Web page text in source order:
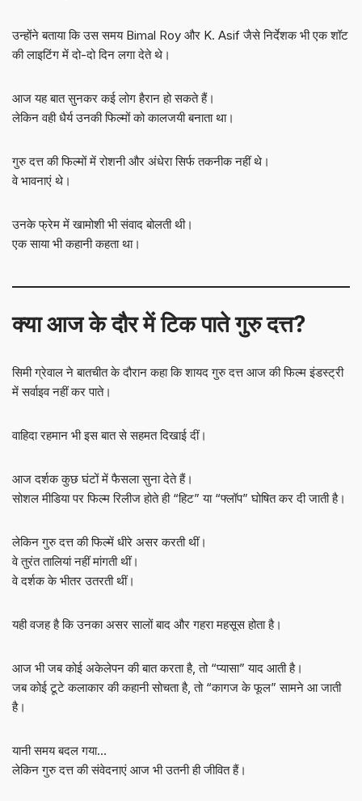
उन्होंने बताया कि उस समय Bimal Roy और K. Asif जैसे निर्देशक भी एक शॉट
की लाइटिंग में दो-दो दिन लगा देते थे।
आज यह बात सुनकर कई लोग हैरान हो सकते हैं।
लेकिन वही धैर्य उनकी फिल्मों को कालजयी बनाता था।
गुरु दत्त की फिल्मों में रोशनी और अंधेरा सिर्फ तकनीक नहीं थे।
वे भावनाएं थे।
उनके फ्रेम में खामोशी भी संवाद बोलती थी।
एक साया भी कहानी कहता था।
क्या आज के दौर में टिक पाते गुरु दत्त?
सिमी ग्रेवाल ने बातचीत के दौरान कहा कि शायद गुरु दत्त आज की फिल्म इंडस्ट्री
में सर्वाइव नहीं कर पाते।
वाहिदा रहमान भी इस बात से सहमत दिखाई दीं।
आज दर्शक कुछ घंटों में फैसला सुना देते हैं।
सोशल मीडिया पर फिल्म रिलीज होते ही “हिट” या “फ्लॉप” घोषित कर दी जाती है।
लेकिन गुरु दत्त की फिल्में धीरे असर करती थीं।
वे तुरंत तालियां नहीं मांगती थीं।
वे दर्शक के भीतर उतरती थीं।
यही वजह है कि उनका असर सालों बाद और गहरा महसूस होता है।
आज भी जब कोई अकेलेपन की बात करता है, तो “प्यासा” याद आती है।
जब कोई टूटे कलाकार की कहानी सोचता है, तो “कागज के फूल” सामने आ जाती
है।
यानी समय बदल गया…
लेकिन गुरु दत्त की संवेदनाएं आज भी उतनी ही जीवित हैं।